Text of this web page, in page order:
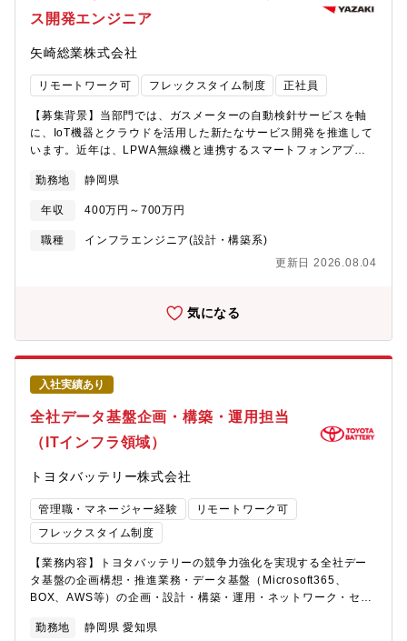
タ基盤の設計・改善・情報システム部門と連携しながら、AI活用
を支えるシステム環境整備を推進■チームリード・プロジェクト推
工場改善まで携われる環境 生成AIや機械学習モデルの開発に加
え、製造現場の課題特定から改善施策の実装・成果創出まで一貫
して関わることができます。 「モデルを作って終わり」ではな
内製組織だからこそ上流から下流まで担当 外部ベンダーへの委
託ではなく、構想立案からモデル設計、実装、運用改善までを社
内で推進しています。 技術スキルだけでなく、課題設定力やプロ
ジェクト推進力も磨くことができます。■製造DXの拡大フェーズ
ます。 完成された組織へ入るのではなく、これからのAI活用基盤
ッテリー生産を支えるAI活用 AI技術そのものではなく、ハイブ
リッド車・EV向けバッテリー生産の品質向上や生産性改善など、
ンな事務所で他部署と密に連携しながら業務を進めます※入社後
異動を視野に入れたキャリア形成が可能です【働き方】■働き方：
平均残業時間：20時間／月【職場のミッション】■Purpose：DX
で「嬉しい！」を創造する■Vision：幸せ職場の量産■Value：ユ
ーザー（現場）が求める価値の提供を最優先／ 高速な実行（アジ
ャイル・スモールスタート）／ 他から学び続ける持続的な成長文
化
ス開発エンジニア
矢崎総業株式会社
リモートワーク可 フレックスタイム制度 正社員
【募集背景】当部門では、ガスメーターの自動検針サービスを軸
に、IoT機器とクラウドを活用した新たなサービス開発を推進して
います。近年は、LPWA無線機と連携するスマートフォンアプリ
ェア提供にとどまらない「コトづくり」への期待が高まっていま
す。今後の事業拡大とサービス高度化を加速するため、Webアプ
リケーション開発やクラウドサービス開発に知見を持ち、企画段
階からサービスづくりに携われる人材を募集します。【部・チー
向け自動検針サービスの開発・運用を通じて、業務効率化と新た
ステムの開発・運用に加え、取得したデータを活用した新サービ
スの企画・開発にも取り組んでいます。ハードウェア、ネットワ
ーク、クラウドを融合させながら、お客様の課題解決につながる
サービスを形にしていくことが求められます。【今回の求人の具
体的なミッション・仕事内容・職務の魅力】主力サービスである
自動検針システムの開発・運用に加え、今後のサービス拡張に向
けた新規開発プロジェクトを担当いただきます。主な業務内容は
以下の通りです。・ガス使用データ等を活用した新サービスの企
画・設計・開発・AWS、Azure、GCPなどのクラウド環境を活用
討、プロジェクト推進・既存の自動検針サービス（無線機・監視
センター）の機能改善や運用支援開発だけでなく、サービス企画
や実現方法の検討など上流工程から関わっていただきます。
【部・チームの人数や雰囲気】部長を含め8名（派遣社員含む）の
組織です。無線機開発と監視センター開発のグループに分かれて
いますが、自動検針サービスという共通の目標に向けて密接に連
携しながら業務を進めています。日常的に情報共有や意見交換が
行われており、職種や担当領域を越えて相談しやすい環境です。
い方に適した職場です。
勤務地 静岡県
年収 400万円～700万円
職種
インフラエンジニア(設計・構築系)
更新日 2026.08.04
気になる
入社実績あり
全社データ基盤企画・構築・運用担当
（ITインフラ領域）
トヨタバッテリー株式会社
管理職・マネージャー経験
リモートワーク可
フレックスタイム制度
【業務内容】トヨタバッテリーの競争力強化を実現する全社デー
タ基盤の企画構想・推進業務・データ基盤（Microsoft365、
BOX、AWS等）の企画・設計・構築・運用・ネットワーク・セキ
の整備とデータドリブン環境の推進【募集背景】 100年に一度の
勤務地 静岡県 愛知県